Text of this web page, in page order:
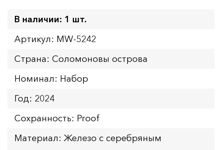
В наличии: 1 шт.
Артикул: MW-5242
Страна: Соломоновы острова
Номинал: Набор
Год: 2024
Сохранность: Proof
Материал: Железо с серебряным